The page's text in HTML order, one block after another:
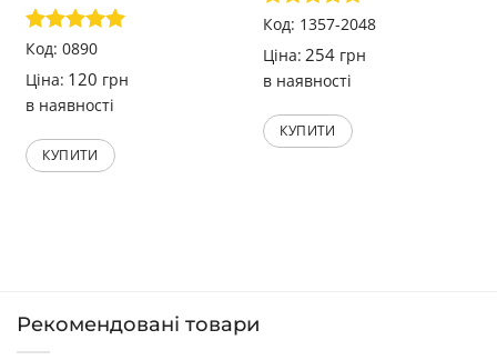
Оцінено в
Код: 0890
Ціна: 120 грн
в наявності
КУПИТИ
Оцінено в
Код: 1357-2048
Ціна: 254 грн
в наявності
КУПИТИ
Рекомендовані товари